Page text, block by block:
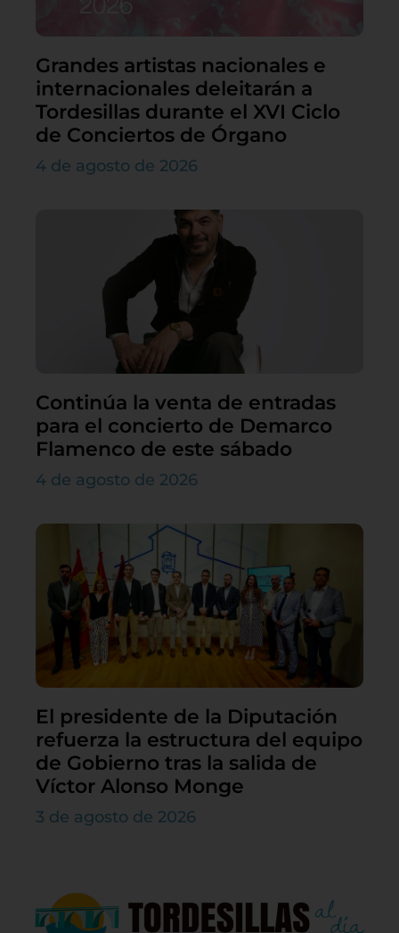
Grandes artistas nacionales e
internacionales deleitarán a
Tordesillas durante el XVI Ciclo
de Conciertos de Órgano
4 de agosto de 2026
Continúa la venta de entradas
para el concierto de Demarco
Flamenco de este sábado
4 de agosto de 2026
El presidente de la Diputación
refuerza la estructura del equipo
de Gobierno tras la salida de
Víctor Alonso Monge
3 de agosto de 2026